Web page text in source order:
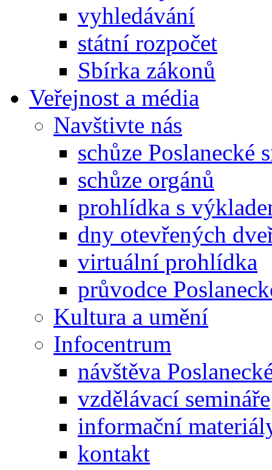
vyhledávání
státní rozpočet
Sbírka zákonů
Veřejnost a média
Navštivte nás
schůze Poslanecké
schůze orgánů
prohlídka s
dny otevřených
virtuální prohlídka
průvodce
Kultura a umění
Infocentrum
návštěva
vzdělávací semináře
informační
kontakt